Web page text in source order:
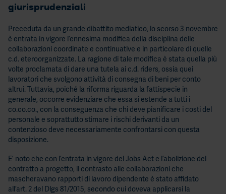
e
giurisprudenziali
Preceduta da un grande dibattito mediatico, lo scorso 3 novembre
è entrata in vigore l’ennesima modifica della disciplina delle
collaborazioni coordinate e continuative e in particolare di quelle
c.d. eteroorganizzate. La ragione di tale modifica è stata quella più
volte proclamata di dare una tutela ai c.d. riders, ossia quei
lavoratori che svolgono attività di consegna di beni per conto
altrui. Tuttavia, poiché la riforma riguarda la fattispecie in
generale, occorre evidenziare che essa si estende a tutti i
co.co.co., con la conseguenza che chi deve pianificare i costi del
personale e soprattutto stimare i rischi derivanti da un
contenzioso deve necessariamente confrontarsi con questa
disposizione.
E’ noto che con l’entrata in vigore del Jobs Act e l’abolizione del
contratto a progetto, il contrasto alle collaborazioni che
mascheravano rapporti di lavoro dipendente è stato affidato
all’art. 2 del Dlgs 81/2015, secondo cui doveva applicarsi la